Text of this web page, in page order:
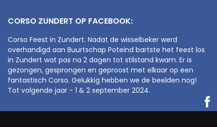
CORSO ZUNDERT OP FACEBOOK:
Corso Feest in Zundert. Nadat de wisselbeker werd
overhandigd aan Buurtschap Poteind bartste het feest los
in Zundert wat pas na 2 dagen tot stilstand kwam. Er is
gezongen, gesprongen en geproost met elkaar op een
fantastisch Corso. Gelukkig hebben we de beelden nog!
Tot volgende jaar - 1 & 2 september 2024.